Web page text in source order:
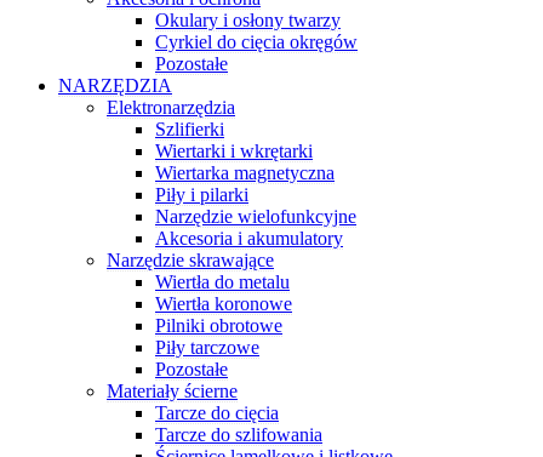
Okulary i osłony twarzy
Cyrkiel do cięcia okręgów
Pozostałe
NARZĘDZIA
Elektronarzędzia
Szlifierki
Wiertarki i wkrętarki
Wiertarka magnetyczna
Piły i pilarki
Narzędzie wielofunkcyjne
Akcesoria i akumulatory
Narzędzie skrawające
Wiertła do metalu
Wiertła koronowe
Pilniki obrotowe
Piły tarczowe
Pozostałe
Materiały ścierne
Tarcze do cięcia
Tarcze do szlifowania